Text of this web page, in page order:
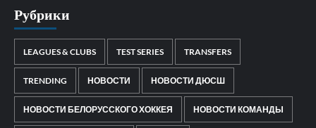
Рубрики
LEAGUES & CLUBS TEST SERIES TRANSFERS
TRENDING НОВОСТИ НОВОСТИ ДЮСШ
НОВОСТИ БЕЛОРУССКОГО ХОККЕЯ НОВОСТИ КОМАНДЫ